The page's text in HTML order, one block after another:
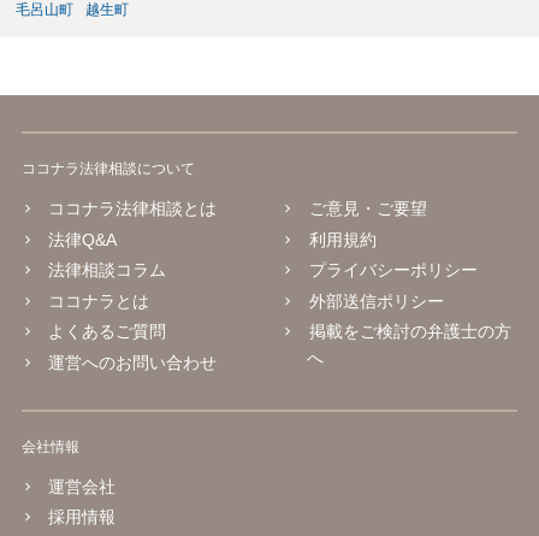
毛呂山町
越生町
ココナラ法律相談について
ココナラ法律相談とは
法律Q&A
法律相談コラム
ココナラとは
よくあるご質問
運営へのお問い合わせ
ご意見・ご要望
利用規約
プライバシーポリシー
外部送信ポリシー
掲載をご検討の弁護士の方
へ
会社情報
運営会社
採用情報